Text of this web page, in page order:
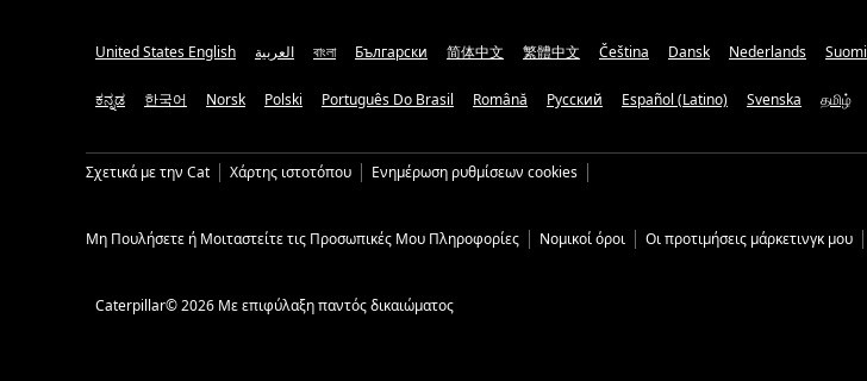
United States English العربية বাংলা Български 简体中文 繁體中文 Čeština Dansk Nederlands Suomi
ಕನ್ನಡ 한국어 Norsk Polski Português Do Brasil Română Русский Español (Latino) Svenska தமிழ்
Σχετικά με την Cat Χάρτης ιστοτόπου Ενημέρωση ρυθμίσεων cookies
Μη Πουλήσετε ή Μοιταστείτε τις Προσωπικές Μου Πληροφορίες Νομικοί όροι Οι προτιμήσεις μάρκετινγκ μου
Caterpillar© 2026 Με επιφύλαξη παντός δικαιώματος